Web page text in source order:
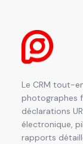
Le CRM tout-
photographes
déclarations
électronique,
rapports